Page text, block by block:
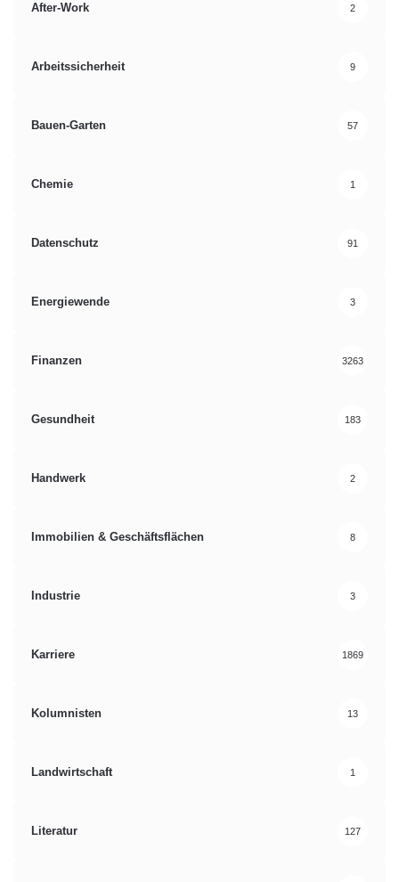
After-Work 2
Arbeitssicherheit 9
Bauen-Garten 57
Chemie 1
Datenschutz 91
Energiewende 3
Finanzen 3263
Gesundheit 183
Handwerk 2
Immobilien & Geschäftsflächen 8
Industrie 3
Karriere 1869
Kolumnisten 13
Landwirtschaft 1
Literatur 127